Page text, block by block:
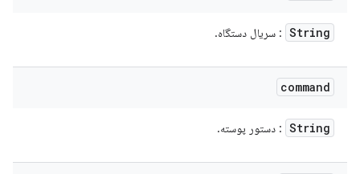
String : سریال دستگاه.
command
String : دستور پوسته.